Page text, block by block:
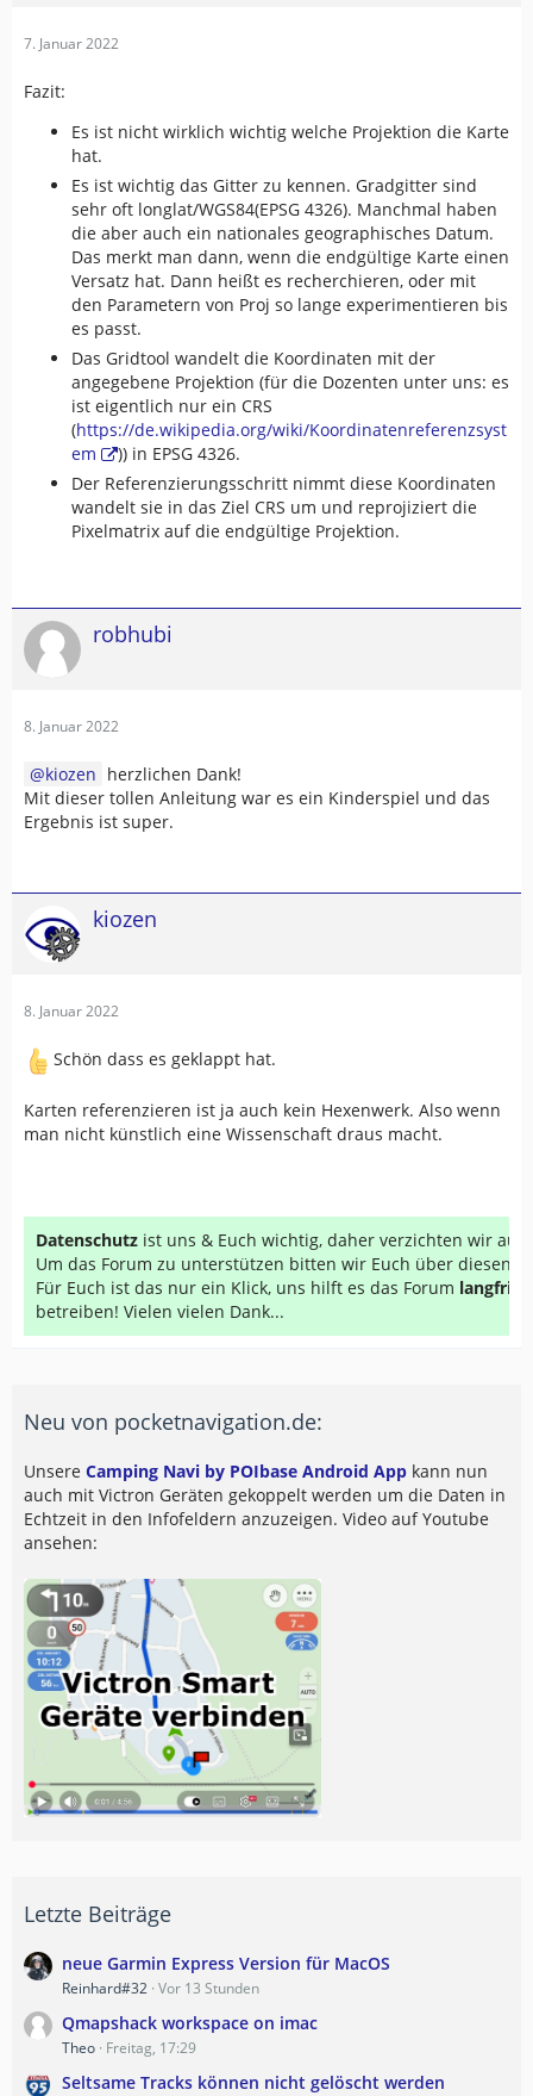
7. Januar 2022
Fazit:
Es ist nicht wirklich wichtig welche Projektion die Karte
hat.
Es ist wichtig das Gitter zu kennen. Gradgitter sind
sehr oft longlat/WGS84(EPSG 4326). Manchmal haben
die aber auch ein nationales geographisches Datum.
Das merkt man dann, wenn die endgültige Karte einen
Versatz hat. Dann heißt es recherchieren, oder mit
den Parametern von Proj so lange experimentieren bis
es passt.
Das Gridtool wandelt die Koordinaten mit der
angegebene Projektion (für die Dozenten unter uns: es
ist eigentlich nur ein CRS
(https://de.wikipedia.org/wiki/Koordinatenreferenzsyst
em
)) in EPSG 4326.
Der Referenzierungsschritt nimmt diese Koordinaten
wandelt sie in das Ziel CRS um und reprojiziert die
Pixelmatrix auf die endgültige Projektion.
robhubi
8. Januar 2022
kiozen herzlichen Dank!
Mit dieser tollen Anleitung war es ein Kinderspiel und das
Ergebnis ist super.
kiozen
8. Januar 2022
Schön dass es geklappt hat.
Karten referenzieren ist ja auch kein Hexenwerk. Also wenn
man nicht künstlich eine Wissenschaft draus macht.
Datenschutz ist uns & Euch wichtig, daher verzichten wir auf
Um das Forum zu unterstützen bitten wir Euch über diesen
Für Euch ist das nur ein Klick, uns hilft es das Forum
betreiben! Vielen vielen Dank...
Neu von pocketnavigation.de:
Unsere Camping Navi by POIbase Android App kann nun
auch mit Victron Geräten gekoppelt werden um die Daten in
Echtzeit in den Infofeldern anzuzeigen. Video auf Youtube
ansehen:
Letzte Beiträge
neue Garmin Express Version für MacOS
Reinhard#32 Vor 13 Stunden
Qmapshack workspace on imac
Theo Freitag, 17:29
Seltsame Tracks können nicht gelöscht werden